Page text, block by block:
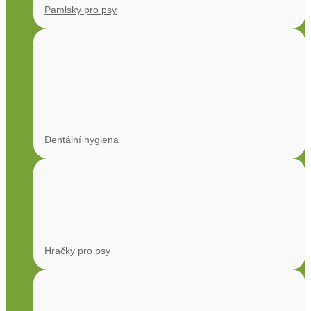
Pamlsky pro psy
Dentální hygiena
Hračky pro psy